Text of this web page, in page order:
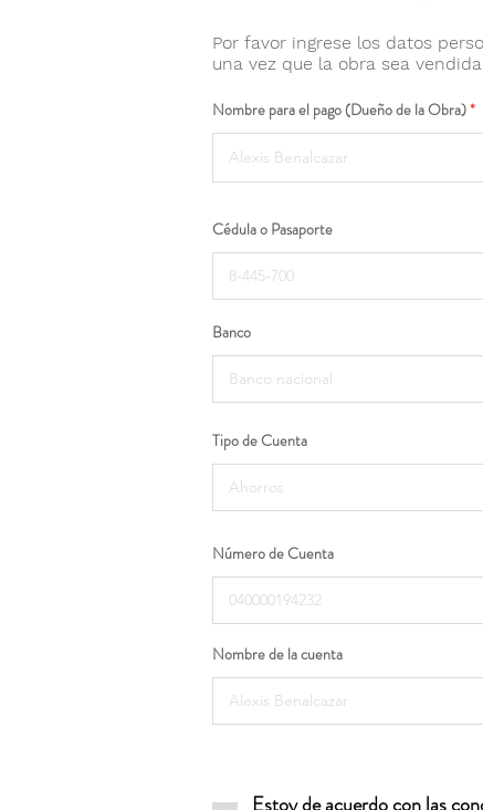
Por favor ingrese los datos
una vez que la obra sea
Nombre para el pago (Dueño de la Obra)
Cédula o Pasaporte
Banco
Tipo de Cuenta
Número de Cuenta
Nombre de la cuenta